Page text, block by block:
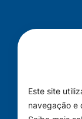
Este site
navegação e